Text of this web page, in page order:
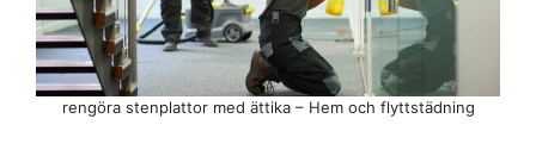
rengöra stenplattor med ättika – Hem och flyttstädning